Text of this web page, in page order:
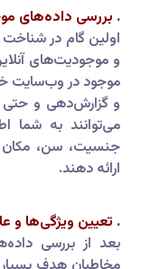
. بررسی داده‌های
اولین گام در
و موجودیت‌های
موجود در وب‌سایت
و گزارش‌دهی و حتی
می‌توانند به شما
جنسیت، سن، مکان
ارائه دهند.
. تعیین ویژگی‌ها و
بعد از بررسی